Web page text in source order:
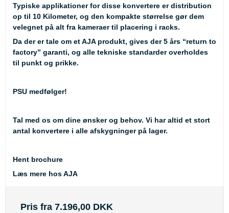
Typiske applikationer for disse konvertere er distribution
op til 10 Kilometer, og den kompakte størrelse gør dem
velegnet på alt fra kameraer til placering i racks.
Da der er tale om et AJA produkt, gives der 5 års “return to
factory” garanti, og alle tekniske standarder overholdes
til punkt og prikke.
PSU medfølger!
Tal med os om dine ønsker og behov. Vi har altid et stort
antal konvertere i alle afskygninger på lager.
Hent brochure
Læs mere hos AJA
Pris fra 7.196,00 DKK